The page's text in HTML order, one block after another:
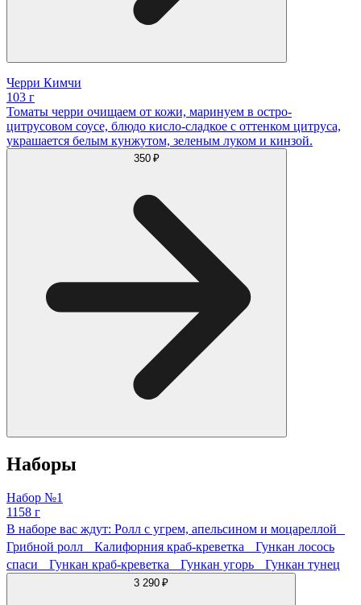
Черри Кимчи
103 г
Томаты черри очищаем от кожи, маринуем в остро-
цитрусовом соусе, блюдо кисло-сладкое с оттенком цитруса,
украшается белым кунжутом, зеленым луком и кинзой.
350 ₽
Наборы
Набор №1
1158 г
В наборе вас ждут: Ролл с угрем, апельсином и моцареллой
Грибной ролл Калифорния краб-креветка Гункан лосось
спаси Гункан краб-креветка Гункан угорь Гункан тунец
3 290 ₽